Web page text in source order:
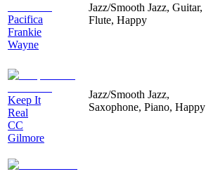
Pacifica
Frankie
Wayne
Jazz/Smooth Jazz, Guitar,
Flute, Happy
Keep It
Real
CC
Gilmore
Jazz/Smooth Jazz,
Saxophone, Piano, Happy